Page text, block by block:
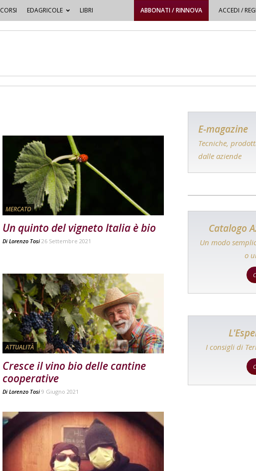
CORSI EDAGRICOLE LIBRI ABBONATI / RINNOVA ACCEDI /
MERCATO
Un quinto del vigneto Italia è bio
Di Lorenzo Tosi 26 Settembre 2021
ATTUALITÀ
Cresce il vino bio delle cantine
cooperative
Di Lorenzo Tosi 9 Giugno 2021
E-magazine
Tecniche,
dalle aziende
Catalogo
Un modo
o
I consigli di